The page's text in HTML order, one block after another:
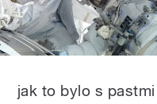
jak to bylo s